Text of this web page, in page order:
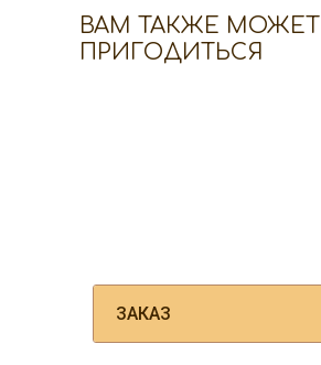
ВАМ ТАКЖЕ МОЖЕТ
ПРИГОДИТЬСЯ